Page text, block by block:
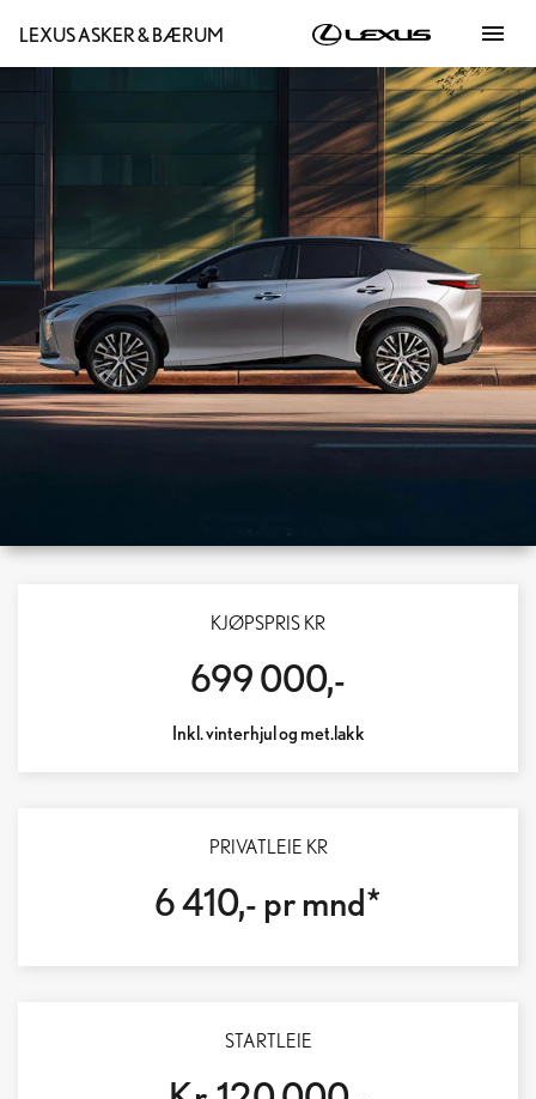
LEXUS ASKER & BÆRUM menu
LENGRE REKKEVIDDE – RASKERE LADING – DOBLET HENGERVEKT
KJØPSPRIS KR
699 000,-
Inkl. vinterhjul og met.lakk
PRIVATLEIE KR
6 410,- pr mnd*
STARTLEIE